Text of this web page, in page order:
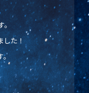
。
した！
。